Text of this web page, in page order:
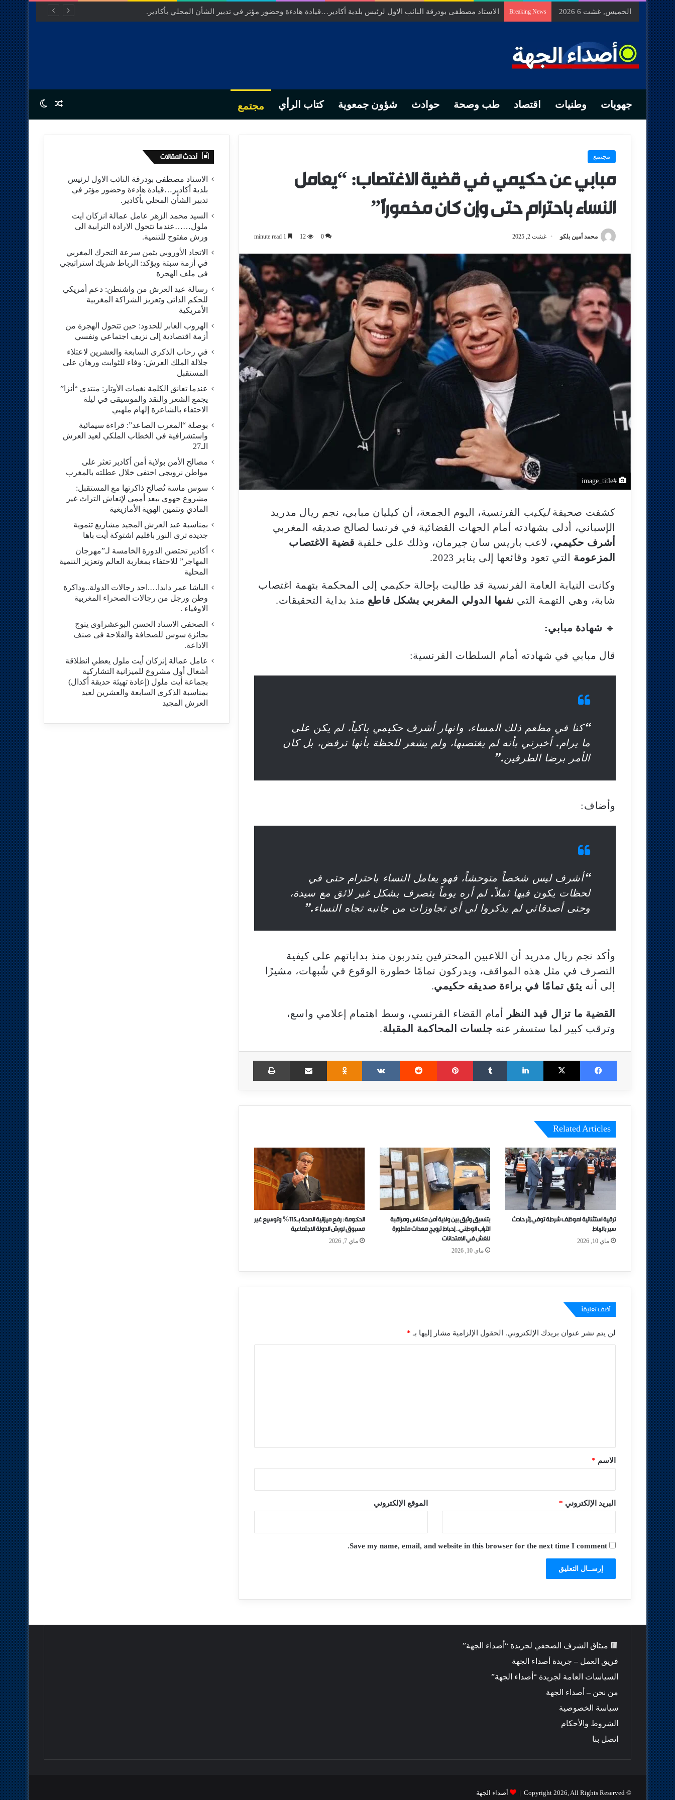
الخميس, غشت 6 2026 Breaking News الاستاد مصطفى بودرقة النائب الاول لرئيس بلدية أكادير…قيادة هادءة وحضور مؤتر في تدبير الشأن المحلي بأكادير.
جهويات وطنيات اقتصاد طب وصحة حوادث شؤون جمعوية كتاب الرأي مجتمع Random Article
Switch skin
مجتمع
مبابي عن حكيمي في قضية الاغتصاب: “يعامل
النساء باحترام حتى وإن كان مخمورًا”
محمد أمين بلكو غشت 2, 2025 0
12
#image_title
كشفت صحيفةليكيب الفرنسية، اليوم الجمعة، أن كيليان مبابي، نجم ريال مدريد
الإسباني، أدلى بشهادته أمام الجهات القضائية في فرنسا لصالح صديقه المغربي
أشرف حكيمي، لاعب باريس سان جيرمان، وذلك على خلفية قضية الاغتصاب
المزعومة التي تعود وقائعها إلى يناير 2023.
وكانت النيابة العامة الفرنسية قد طالبت بإحالة حكيمي إلى المحكمة بتهمة اغتصاب
شابة، وهي التهمة التي نفىها الدولي المغربي بشكل قاطع منذ بداية التحقيقات.
🔹 شهادة مبابي:
قال مبابي في شهادته أمام السلطات الفرنسية:
“كنا في مطعم ذلك المساء، وانهار أشرف حكيمي باكياً، لم يكن على
ما يرام. أخبرني بأنه لم يغتصبها، ولم يشعر للحظة بأنها ترفض، بل كان
الأمر برضا الطرفين.”
وأضاف:
“أشرف ليس شخصاً متوحشاً، فهو يعامل النساء باحترام حتى في
لحظات يكون فيها ثملاً. لم أره يوماً يتصرف بشكل غير لائق مع سيدة،
وحتى أصدقائي لم يذكروا لي أي تجاوزات من جانبه تجاه النساء.”
وأكد نجم ريال مدريد أن اللاعبين المحترفين يتدربون منذ بداياتهم على كيفية
التصرف في مثل هذه المواقف، ويدركون تمامًا خطورة الوقوع في شُبهات، مشيرًا
إلى أنه يثق تمامًا في براءة صديقه حكيمي.
القضية ما تزال قيد النظر
أمام القضاء الفرنسي، وسط اهتمام إعلامي واسع،
وترقب كبير لما ستسفر عنه جلسات المحاكمة المقبلة.
Facebook
X
LinkedIn
Tumblr
Pinterest
Reddit
VKontakte
Odnoklassniki
Share via Email
Print
Related Articles
ترقية استثنائية لموظف شرطة توفي إثر حادث
سير بالرباط
ماي 10, 2026
بتنسيق وثيق بين ولاية أمن مكناس ومراقبة
التراب الوطني.. إحباط ترويج معدات متطورة
للغش في الامتحانات
ماي 10, 2026
الحكومة: رفع ميزانية الصحة بـ115% وتوسيع غير
مسبوق لورش الدولة الاجتماعية
ماي 7, 2026
أضف تعليقاً
لن يتم نشر عنوان بريدك الإلكتروني. الحقول الإلزامية مشار إليها بـ *
*الاسم *
البريد الإلكتروني * الموقع الإلكتروني
Save my name, email, and website in this browser for the next time I comment.
أحدث المقالات
الاستاد مصطفى بودرقة النائب الاول لرئيس
بلدية أكادير…قيادة هادءة وحضور مؤتر في
تدبير الشأن المحلي بأكادير.
السيد محمد الزهر عامل عمالة انزكان ايت
ملول……عندما تتحول الارادة الترابية الى
ورش مفتوح للتنمية.
الاتحاد الأوروبي يثمن سرعة التحرك المغربي
في أزمة سبتة ويؤكد: الرباط شريك استراتيجي
في ملف الهجرة
رسالة عيد العرش من واشنطن: دعم أمريكي
للحكم الذاتي وتعزيز الشراكة المغربية
الأمريكية
​الهروب العابر للحدود: حين تتحول الهجرة من
أزمة اقتصادية إلى نزيف اجتماعي ونفسي
في رحاب الذكرى السابعة والعشرين لاعتلاء
جلالة الملك العرش: وفاء للثوابت ورهان على
المستقبل
​عندما تعانق الكلمة نغمات الأوتار: منتدى “أنزا”
يجمع الشعر والنقد والموسيقى في ليلة
الاحتفاء بالشاعرة إلهام ملهبي
بوصلة “المغرب الصاعد”: قراءة سيمائية
واستشرافية في الخطاب الملكي لعيد العرش
الـ27
مصالح الأمن بولاية أمن أكادير تعثر على
مواطن نرويجي اختفى خلال عطلته بالمغرب
سوس ماسة تُصالح ذاكرتها مع المستقبل:
مشروع جهوي ببعد أممي لإنعاش التراث غير
المادي وتثمين الهوية الأمازيغية
بمناسبة عيد العرش المجيد مشاريع تنموية
جديدة ترى النور باقليم اشتوكة أيت باها
أكادير تحتضن الدورة الخامسة لـ”مهرجان
المهاجر” للاحتفاء بمغاربة العالم وتعزيز التنمية
المحلية
الباشا عمر دابدا….احد رجالات الدولة..وداكرة
وطن ورجل من رجالات الصحراء المغربية
الاوفياء .
الصحفى الاستاد الحسن البوعشراوى يتوج
بجائزة سوس للصحافة والفلاحة فى صنف
الاداعة.
عامل عمالة إنزكان أيت ملول يعطي انطلاقة
أشغال أول مشروع للميزانية التشاركية
بجماعة أيت ملول (إعادة تهيئة حديقة أكدال)
بمناسبة الذكرى السابعة والعشرين لعيد
العرش المجيد
🟫 ميثاق الشرف الصحفي لجريدة “أصداء الجهة”
فريق العمل – جريدة أصداء الجهة
السياسات العامة لجريدة “أصداء الجهة”
من نحن – أصداء الجهة
سياسة الخصوصية
الشروط والأحكام
اتصل بنا
© Copyright 2026, All Rights Reserved | أصداء الجهة